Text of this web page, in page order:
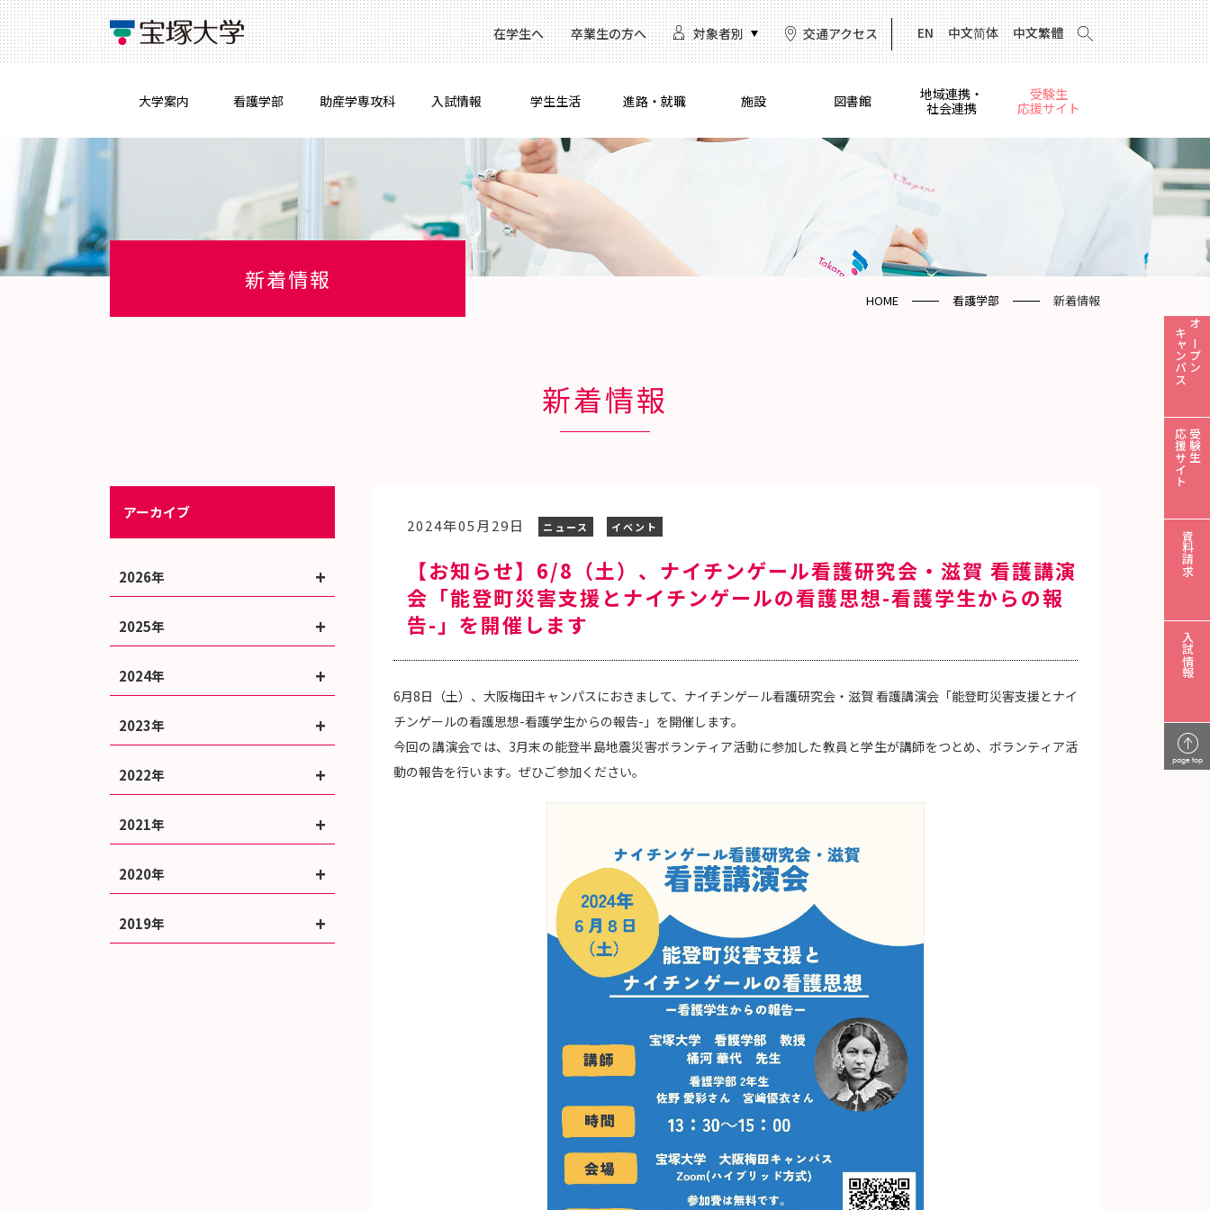
在学生へ 卒業生の方へ 対象者別 交通アクセス EN 中文简体 中文繁體
大学案内 看護学部 助産学専攻科 入試情報 学生生活 進路・就職 施設 図書館
地域連携・
社会連携
受験生
応援サイト
オープン
キャンパス
受験生
応援サイト
資料請求
入試情報
page top
新着情報
HOME 看護学部 新着情報
新着情報
2024年05月29日 ニュース イベント
【お知らせ】6/8（土）、ナイチンゲール看護研究会・滋賀 看護講演
会「能登町災害支援とナイチンゲールの看護思想-看護学生からの報
告-」を開催します
6月8日（土）、大阪梅田キャンパスにおきまして、ナイチンゲール看護研究会・滋賀 看護講演会「能登町災害支援とナイ
チンゲールの看護思想-看護学生からの報告-」を開催します。
今回の講演会では、3月末の能登半島地震災害ボランティア活動に参加した教員と学生が講師をつとめ、ボランティア活
動の報告を行います。ぜひご参加ください。
アーカイブ
2026年
2025年
2024年
2023年
2022年
2021年
2020年
2019年